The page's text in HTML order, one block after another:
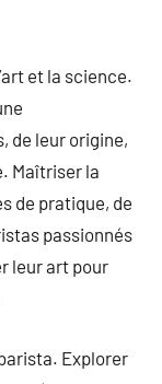
et la science.
de leur origine,
Maîtriser la
de pratique, de
passionnés
leur art pour
Explorer